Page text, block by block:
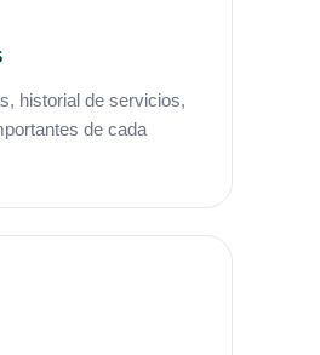
historial de servicios,
de cada